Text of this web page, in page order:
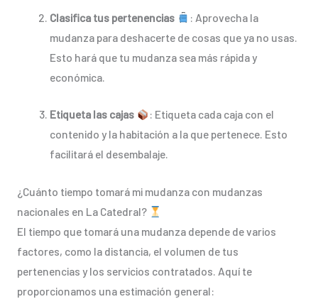
Clasifica tus pertenencias
: Aprovecha la
mudanza para deshacerte de cosas que ya no usas.
Esto hará que tu mudanza sea más rápida y
económica.
Etiqueta las cajas
: Etiqueta cada caja con el
contenido y la habitación a la que pertenece. Esto
facilitará el desembalaje.
¿Cuánto tiempo tomará mi mudanza con mudanzas
nacionales en La Catedral?
El tiempo que tomará una mudanza depende de varios
factores, como la distancia, el volumen de tus
pertenencias y los servicios contratados. Aquí te
proporcionamos una estimación general: